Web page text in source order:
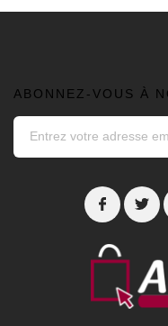
ABONNEZ-VOUS À